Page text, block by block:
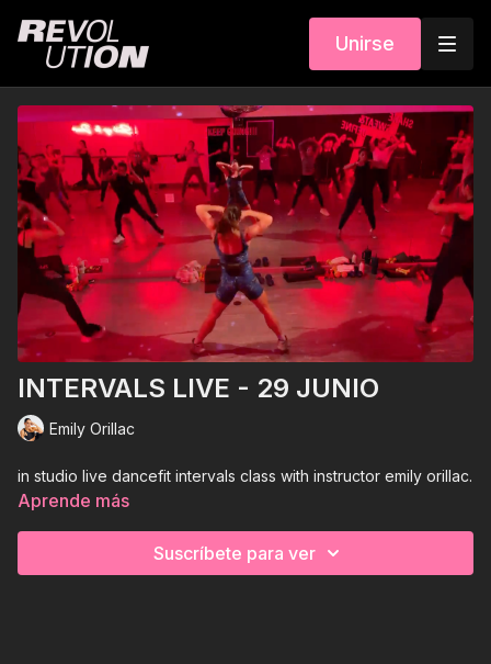
Unirse
INTERVALS LIVE - 29 JUNIO
Emily Orillac
in studio live dancefit intervals class with instructor emily orillac.
Aprende más
Suscríbete para ver